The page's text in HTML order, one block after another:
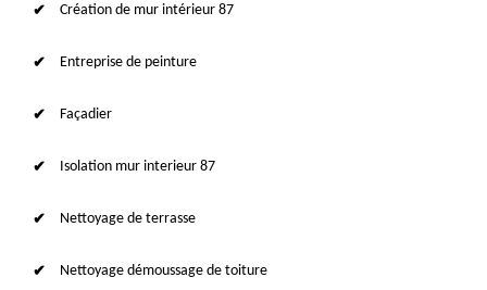
Création de mur intérieur 87
Entreprise de peinture
Façadier
Isolation mur interieur 87
Nettoyage de terrasse
Nettoyage démoussage de toiture